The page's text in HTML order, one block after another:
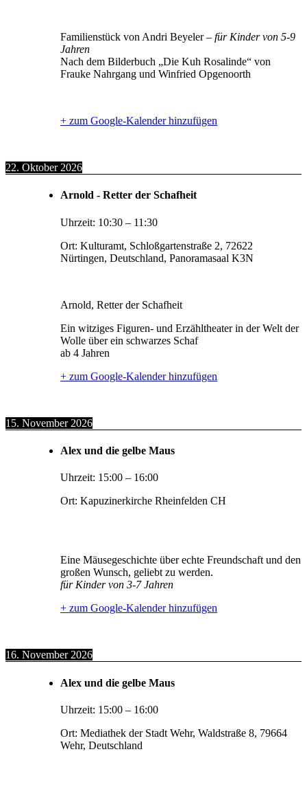
Familienstück von Andri Beyeler – für Kinder von 5-9
Jahren
Nach dem Bilderbuch „Die Kuh Rosalinde“ von
Frauke Nahrgang und Winfried Opgenoorth
+ zum Google-Kalender hinzufügen
22. Oktober 2026
Arnold - Retter der Schafheit
Uhrzeit: 10:30 – 11:30
Ort: Kulturamt, Schloßgartenstraße 2, 72622
Nürtingen, Deutschland, Panoramasaal K3N
Arnold, Retter der Schafheit
Ein witziges Figuren- und Erzähltheater in der Welt der
Wolle über ein schwarzes Schaf
ab 4 Jahren
+ zum Google-Kalender hinzufügen
15. November 2026
Alex und die gelbe Maus
Uhrzeit: 15:00 – 16:00
Ort: Kapuzinerkirche Rheinfelden CH
Eine Mäusegeschichte über echte Freundschaft und den
großen Wunsch, geliebt zu werden.
für Kinder von 3-7 Jahren
+ zum Google-Kalender hinzufügen
16. November 2026
Alex und die gelbe Maus
Uhrzeit: 15:00 – 16:00
Ort: Mediathek der Stadt Wehr, Waldstraße 8, 79664
Wehr, Deutschland